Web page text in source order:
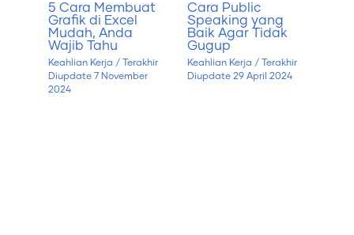
5 Cara Membuat
Grafik di Excel
Mudah, Anda
Wajib Tahu
Keahlian Kerja / Terakhir
Diupdate 7 November
2024
Cara Public
Speaking yang
Baik Agar Tidak
Gugup
Keahlian Kerja / Terakhir
Diupdate29 April 2024